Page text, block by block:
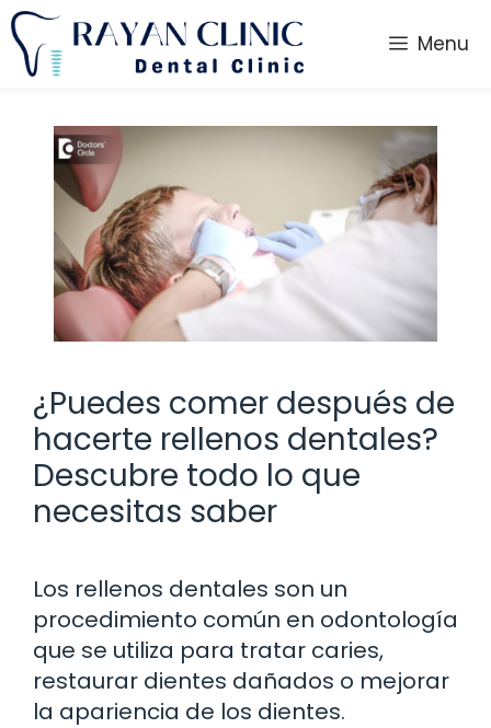
Saltar
al
contenido
Menu
¿Puedes comer después de
hacerte rellenos dentales?
Descubre todo lo que
necesitas saber
Los rellenos dentales son un
procedimiento común en odontología
que se utiliza para tratar caries,
restaurar dientes dañados o mejorar
la apariencia de los dientes.